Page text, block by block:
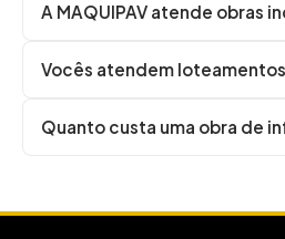
A MAQUIPAV atende obras
Vocês atendem
Quanto custa uma obra de